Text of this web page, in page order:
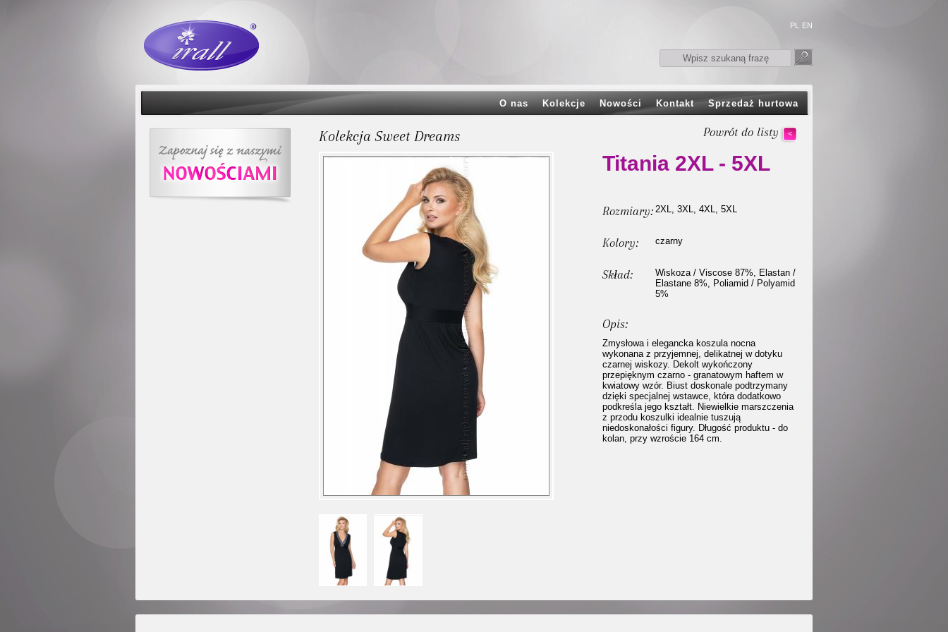
PL EN
O nas Kolekcje Nowości Kontakt Sprzedaż hurtowa
Kolekcja Sweet Dreams Powrót do listy <
Titania 2XL - 5XL
Rozmiary: 2XL, 3XL, 4XL, 5XL
Kolory: czarny
Skład:
Wiskoza / Viscose 87%, Elastan /
Elastane 8%, Poliamid / Polyamid
5%
Opis:
Zmysłowa i elegancka koszula nocna
wykonana z przyjemnej, delikatnej w dotyku
czarnej wiskozy. Dekolt wykończony
przepięknym czarno - granatowym haftem w
kwiatowy wzór. Biust doskonale podtrzymany
dzięki specjalnej wstawce, która dodatkowo
podkreśla jego kształt. Niewielkie marszczenia
z przodu koszulki idealnie tuszują
niedoskonałości figury. Długość produktu - do
kolan, przy wzroście 164 cm.